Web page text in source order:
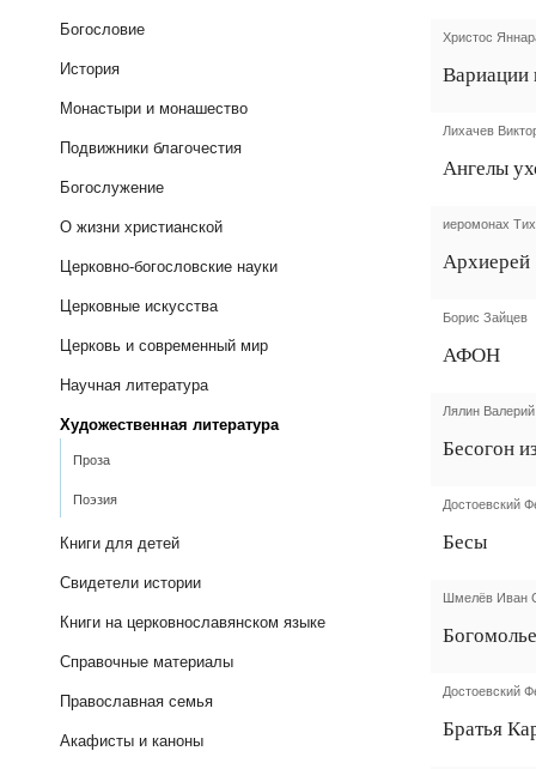
Богословие
История
Монастыри и монашество
Подвижники благочестия
Богослужение
О жизни христианской
Церковно-богословские науки
Церковные искусства
Церковь и современный мир
Научная литература
Художественная литература
Проза
Поэзия
Книги для детей
Свидетели истории
Книги на церковнославянском языке
Справочные материалы
Православная семья
Акафисты и каноны
Христос
Вариации
Лихачев
Ангелы
иеромонах
Архиерей
Борис Зайцев
АФОН
Лялин
Бесогон
Достоевский
Бесы
Шмелёв Иван
Богомолье
Достоевский
Братья